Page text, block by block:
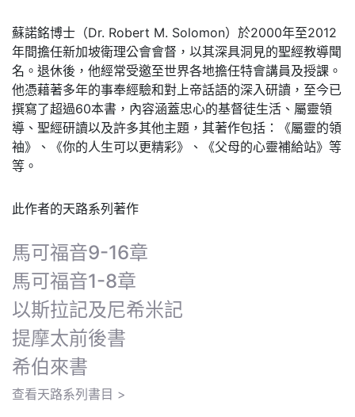
蘇諾銘博士（Dr. Robert M. Solomon）於2000年至2012
年間擔任新加坡衛理公會會督，以其深具洞見的聖經教導聞
名。退休後，他經常受邀至世界各地擔任特會講員及授課。
他憑藉著多年的事奉經驗和對上帝話語的深入研讀，至今已
撰寫了超過60本書，內容涵蓋忠心的基督徒生活、屬靈領
導、聖經研讀以及許多其他主題，其著作包括：《屬靈的領
袖》、《你的人生可以更精彩》、《父母的心靈補給站》等
等。
此作者的天路系列著作
馬可福音9-16章
馬可福音1-8章
以斯拉記及尼希米記
提摩太前後書
希伯來書
查看天路系列書目 >